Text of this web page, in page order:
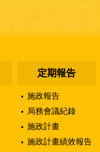
定期報告
施政報告
局務會議紀錄
施政計畫
施政計畫績效報告